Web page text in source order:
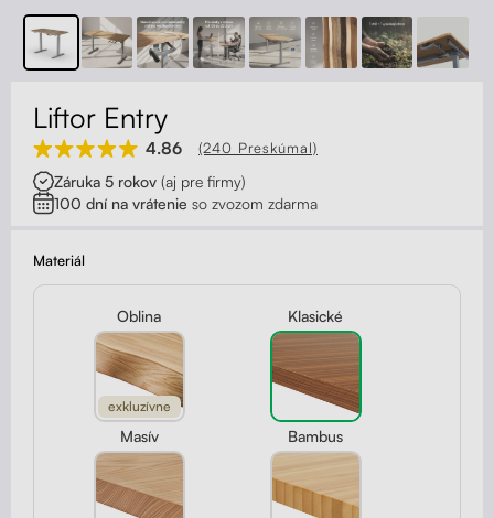
Kolieska
Stojany na monitor - Riser
Skrinky so zásuvkami a zásuvky
Akustické paravány
Opierky
Kontakt
Liftor Entry
4.86 (240 Preskúmal)
Záruka 5 rokov (aj pre firmy)
100 dní na vrátenie so zvozom zdarma
Materiál
Oblina
exkluzívne
Klasické
Masív Bambus